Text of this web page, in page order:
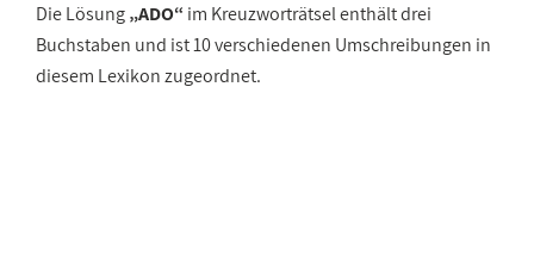
Die Lösung„ADO“ im Kreuzworträtsel enthält drei
Buchstaben und ist 10 verschiedenen Umschreibungen in
diesem Lexikon zugeordnet.